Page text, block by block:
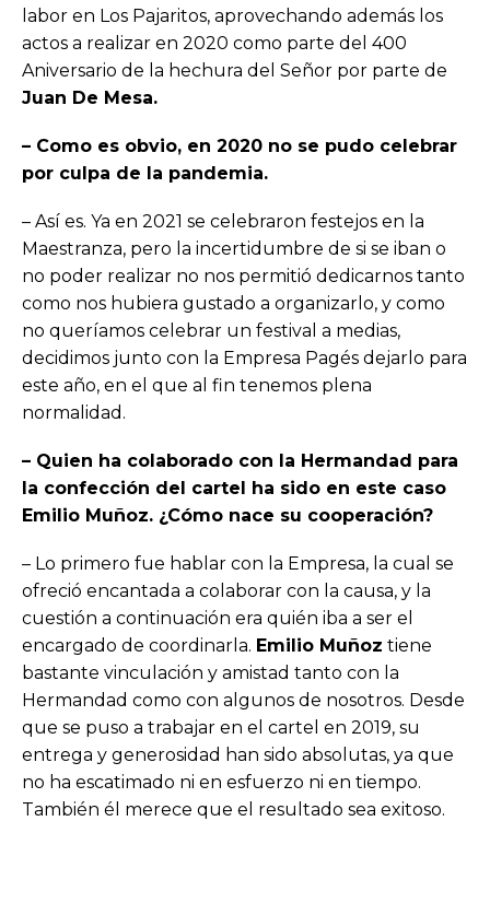
labor en Los Pajaritos, aprovechando además los
actos a realizar en 2020 como parte del 400
Aniversario de la hechura del Señor por parte de
Juan De Mesa.
– Como es obvio, en 2020 no se pudo celebrar
por culpa de la pandemia.
– Así es. Ya en 2021 se celebraron festejos en la
Maestranza, pero la incertidumbre de si se iban o
no poder realizar no nos permitió dedicarnos tanto
como nos hubiera gustado a organizarlo, y como
no queríamos celebrar un festival a medias,
decidimos junto con la Empresa Pagés dejarlo para
este año, en el que al fin tenemos plena
normalidad.
– Quien ha colaborado con la Hermandad para
la confección del cartel ha sido en este caso
Emilio Muñoz. ¿Cómo nace su cooperación?
– Lo primero fue hablar con la Empresa, la cual se
ofreció encantada a colaborar con la causa, y la
cuestión a continuación era quién iba a ser el
encargado de coordinarla. Emilio Muñoz tiene
bastante vinculación y amistad tanto con la
Hermandad como con algunos de nosotros. Desde
que se puso a trabajar en el cartel en 2019, su
entrega y generosidad han sido absolutas, ya que
no ha escatimado ni en esfuerzo ni en tiempo.
También él merece que el resultado sea exitoso.